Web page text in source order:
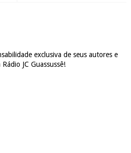
exclusiva de seus autores e
JC Guassussê!